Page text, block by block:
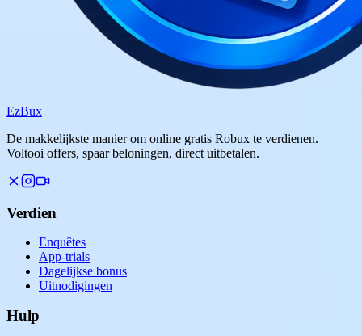
EzBux
De makkelijkste manier om online gratis Robux te verdienen.
Voltooi offers, spaar beloningen, direct uitbetalen.
Verdien
Enquêtes
App-trials
Dagelijkse bonus
Uitnodigingen
Hulp